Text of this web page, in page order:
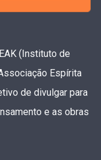
(Instituto de
Espírita
de divulgar para
e as obras